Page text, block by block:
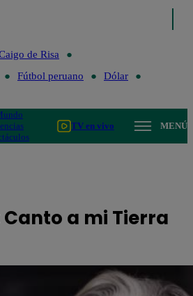
de Risa
Fútbol peruano
Dólar
TV en vivo MENÚ
a mi Tierra